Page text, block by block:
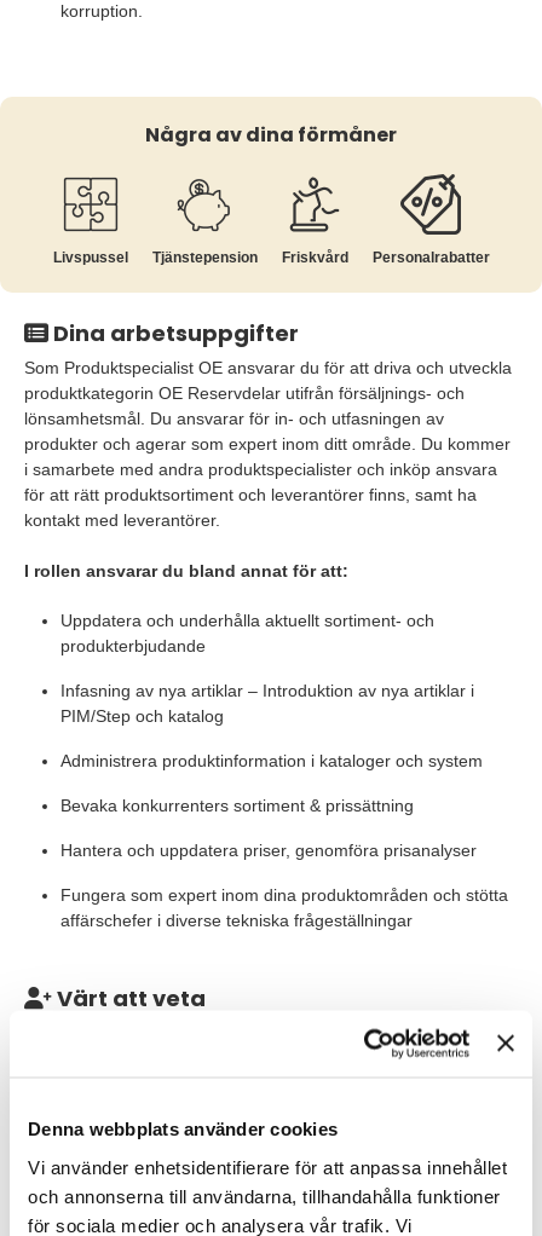
Denna webbplats använder cookies
Vi använder enhetsidentifierare för att anpassa innehållet
och annonserna till användarna, tillhandahålla funktioner
för sociala medier och analysera vår trafik. Vi
korruption.
Några av dina förmåner
Livspussel Tjänste­pension Friskvård Personalrabatter
Dina arbetsuppgifter
Som Produktspecialist OE ansvarar du för att driva och utveckla
produktkategorin OE Reservdelar utifrån försäljnings- och
lönsamhetsmål. Du ansvarar för in- och utfasningen av
produkter och agerar som expert inom ditt område. Du kommer
i samarbete med andra produktspecialister och inköp ansvara
för att rätt produktsortiment och leverantörer finns, samt ha
kontakt med leverantörer.
I rollen ansvarar du bland annat för att:
Uppdatera och underhålla aktuellt sortiment- och
produkterbjudande
Infasning av nya artiklar – Introduktion av nya artiklar i
PIM/Step och katalog
Administrera produktinformation i kataloger och system
Bevaka konkurrenters sortiment & prissättning
Hantera och uppdatera priser, genomföra prisanalyser
Fungera som expert inom dina produktområden och stötta
affärschefer i diverse tekniska frågeställningar
Värt att veta
OE Reservdelar är en ny produktkategori hos BCP. Du kommer
ansvara för att bygga upp ett nytt sortiment från grunden och
Här erbjuds du en roll som innehåller både strategiska och
operativa arbetsinsatser och dina kontaktytor är många, såsom
leverantörer, säljbolag, produktspecialister och logistikavdelning.